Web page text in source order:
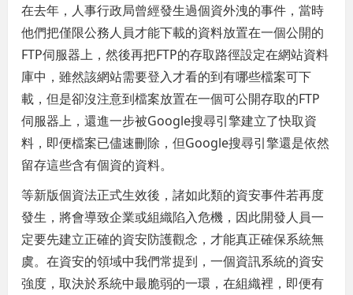
在去年，人事行政局曾經發生過個資外洩的事件，當時
他們把僅限公務人員才能下載的資料放置在一個公開的
FTP伺服器上，然後再把FTP的存取路徑設定在網站資料
庫中，雖然該網站需要登入才看的到有哪些檔案可下
載，但是卻沒注意到檔案放置在一個可公開存取的FTP
伺服器上，還進一步被Google搜尋引擎建立了快取資
料，即便檔案已儘速刪除，但Google搜尋引擎還是依然
留存這些含有個資的資料。
等新版個資法正式生效後，諸如此類的資安事件若再度
發生，將會導致企業或組織陷入危機，因此開發人員一
定要先建立正確的資安防護觀念，才能真正確保系統無
虞。在資安的領域中我們常提到，一個資訊系統的資安
強度，取決於系統中最脆弱的一環，在組織裡，即便有